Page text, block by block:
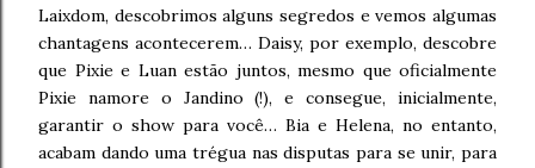
Laixdom, descobrimos alguns segredos e vemos algumas
chantagens acontecerem… Daisy, por exemplo, descobre
que Pixie e Luan estão juntos, mesmo que oficialmente
Pixie namore o Jandino (!), e consegue, inicialmente,
garantir o show para você… Bia e Helena, no entanto,
acabam dando uma trégua nas disputas para se unir, para